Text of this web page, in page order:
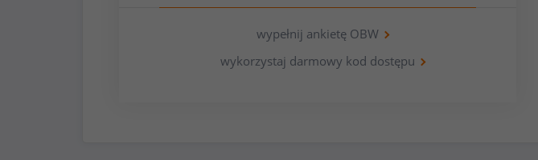
wypełnij ankietę OBW
wykorzystaj darmowy kod dostępu